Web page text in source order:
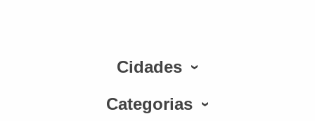
Cidades
Categorias